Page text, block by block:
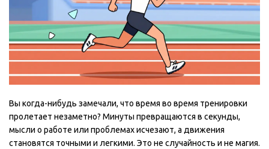
Вы когда-нибудь замечали, что время во время тренировки
пролетает незаметно? Минуты превращаются в секунды,
мысли о работе или проблемах исчезают, а движения
становятся точными и легкими. Это не случайность и не магия.